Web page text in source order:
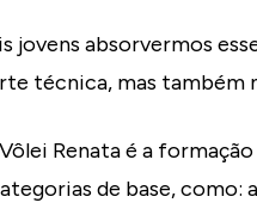
jovens absorvermos
técnica, mas também
Renata é a
de base, como: